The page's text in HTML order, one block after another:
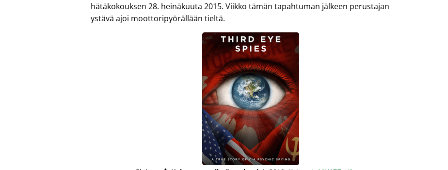
hätäkokouksen 28. heinäkuuta 2015. Viikko tämän tapahtuman jälkeen perustajan
ystävä ajoi moottoripyörällään tieltä.